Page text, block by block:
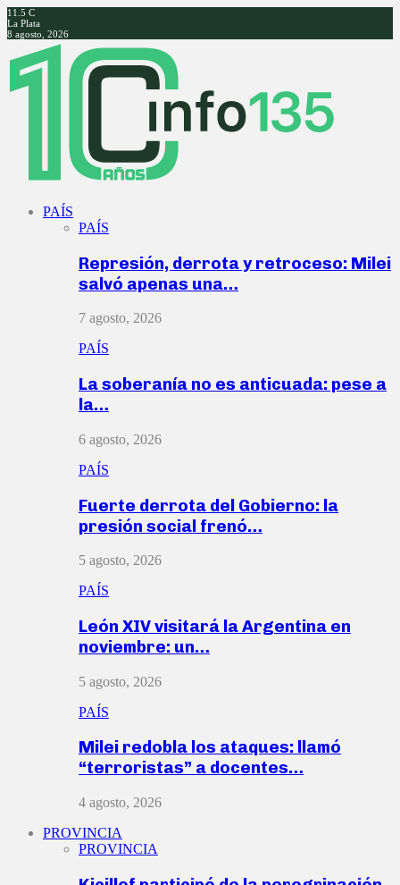
11.5 C
La Plata
8 agosto, 2026
Facebook
Twitter
Instagram
Youtube
PAÍS
PAÍS
Represión, derrota y retroceso: Milei
salvó apenas una…
7 agosto, 2026
PAÍS
La soberanía no es anticuada: pese a
la…
6 agosto, 2026
PAÍS
Fuerte derrota del Gobierno: la
presión social frenó…
5 agosto, 2026
PAÍS
León XIV visitará la Argentina en
noviembre: un…
5 agosto, 2026
PAÍS
Milei redobla los ataques: llamó
“terroristas” a docentes…
4 agosto, 2026
PROVINCIA
PROVINCIA